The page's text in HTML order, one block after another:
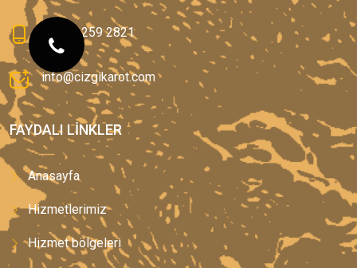
0(544) 259 2821
info@cizgikarot.com
FAYDALI LINKLER
Anasayfa
Hizmetlerimiz
Hizmet bölgeleri